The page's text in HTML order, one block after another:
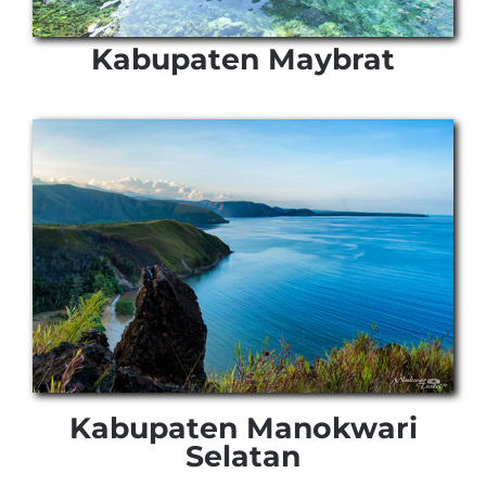
Kabupaten Maybrat
Kabupaten Manokwari
Selatan